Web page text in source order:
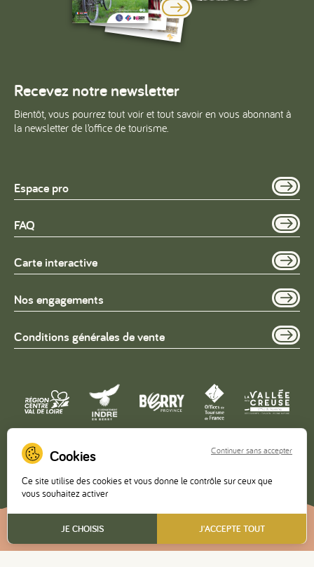
FR
Recevez notre newsletter
Bientôt, vous pourrez tout voir et tout savoir en vous abonnant à
la newsletter de l’office de tourisme.
Espace pro
FAQ
Carte interactive
Nos engagements
Conditions générales de vente
Copyright © 2026 – Office de Tourisme de la Vallée de la
Creuse •Mentions légales •Politique de confidentialité
par l'agence
Ce site utilise des cookies et vous donne le contrôle sur ceux que
vous souhaitez activer
J'ACCEPTE TOUT
Continuer sans accepter
JE CHOISIS